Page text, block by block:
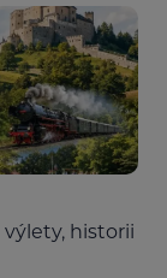
historii